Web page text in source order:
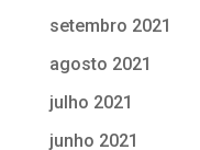
setembro 2021
agosto 2021
julho 2021
junho 2021